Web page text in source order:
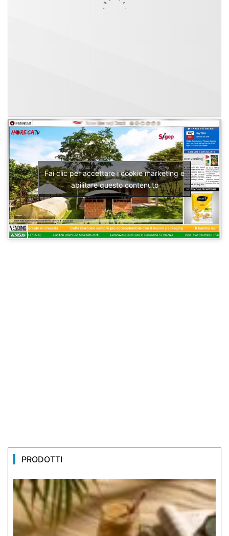
Fai clic per accettare i cookie marketing e
abilitare questo contenuto
PRODOTTI